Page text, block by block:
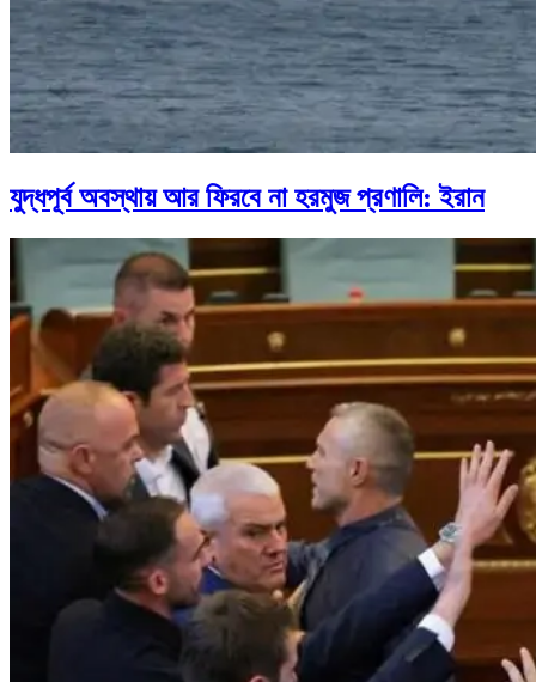
যুদ্ধপূর্ব অবস্থায় আর ফিরবে না হরমুজ প্রণালি: ইরান